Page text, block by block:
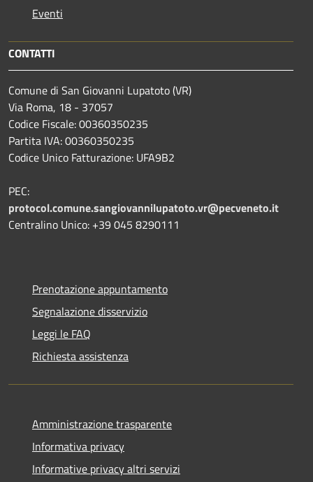
Eventi
CONTATTI
Comune di San Giovanni Lupatoto (VR)
Via Roma, 18 - 37057
Codice Fiscale: 00360350235
Partita IVA: 00360350235
Codice Unico Fatturazione: UFA9B2
PEC:
protocol.comune.sangiovannilupatoto.vr@pecveneto.it
Centralino Unico: +39 045 8290111
Prenotazione appuntamento
Segnalazione disservizio
Leggi le FAQ
Richiesta assistenza
Amministrazione trasparente
Informativa privacy
Informative privacy altri servizi